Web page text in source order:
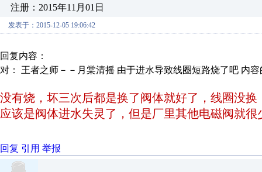
注册：2015年11月01日
发表于：2015-12-05 19:06:42
回复内容：
对： 王者之师－－月棠清摇 由于进水导致线圈短路烧了吧 内容
没有烧，坏三次后都是换了阀体就好了，线圈没换
应该是阀体进水失灵了，但是厂里其他电磁阀就很
回复 引用 举报